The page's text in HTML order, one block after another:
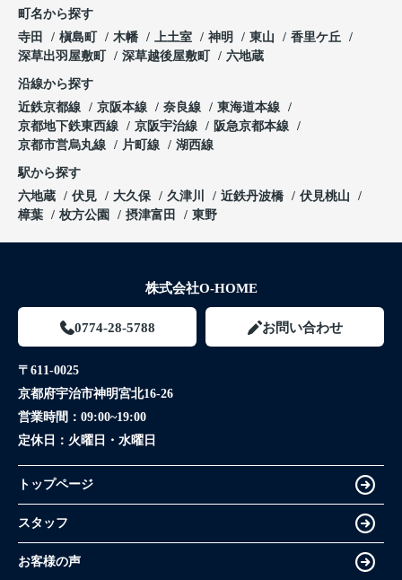
町名から探す
寺田
槇島町 木幡 上土室 神明 東山
香里ケ丘
深草出羽屋敷町
深草越後屋敷町 六地蔵
沿線から探す
近鉄京都線
京阪本線 奈良線
東海道本線
京都地下鉄東西線
京阪宇治線
阪急京都本線
京都市営烏丸線
片町線 湖西線
駅から探す
六地蔵
伏見 大久保 久津川 近鉄丹波橋
伏見桃山
樟葉
枚方公園 摂津富田 東野
株式会社O-HOME
0774-28-5788 お問い合わせ
〒611-0025
京都府宇治市神明宮北16-26
営業時間： 09:00~19:00
定休日： 火曜日・水曜日
トップページ
スタッフ
お客様の声